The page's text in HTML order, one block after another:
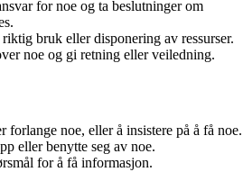
for noe og ta beslutninger om
bruk eller disponering av ressurser.
noe og gi retning eller veiledning.
forlange noe, eller å insistere på å få noe.
eller benytte seg av noe.
for å få informasjon.